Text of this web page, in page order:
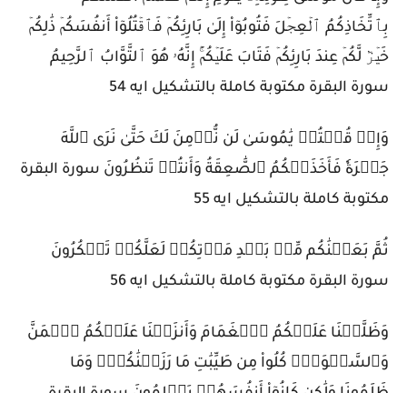
بِٱتِّخَاذِكُمُ ٱلۡعِجۡلَ فَتُوبُوٓاْ إِلَىٰ بَارِئِكُمۡ فَٱقۡتُلُوٓاْ أَنفُسَكُمۡ ذَٰلِكُمۡ
خَيۡرٞ لَّكُمۡ عِندَ بَارِئِكُمۡ فَتَابَ عَلَيۡكُمۡۚ إِنَّهُۥ هُوَ ٱلتَّوَّابُ ٱلرَّحِيمُ
سورة البقرة مكتوبة كاملة بالتشكيل ايه 54
وَإِذۡ قُلۡتُمۡ يَٰمُوسَىٰ لَن نُّؤۡمِنَ لَكَ حَتَّىٰ نَرَى ٱللَّهَ
جَهۡرَةٗ فَأَخَذَتۡكُمُ ٱلصَّٰعِقَةُ وَأَنتُمۡ تَنظُرُونَ سورة البقرة
مكتوبة كاملة بالتشكيل ايه 55
ثُمَّ بَعَثۡنَٰكُم مِّنۢ بَعۡدِ مَوۡتِكُمۡ لَعَلَّكُمۡ تَشۡكُرُونَ
سورة البقرة مكتوبة كاملة بالتشكيل ايه 56
وَظَلَّلۡنَا عَلَيۡكُمُ ٱلۡغَمَامَ وَأَنزَلۡنَا عَلَيۡكُمُ ٱلۡمَنَّ
وَٱلسَّلۡوَىٰۖ كُلُواْ مِن طَيِّبَٰتِ مَا رَزَقۡنَٰكُمۡۚ وَمَا